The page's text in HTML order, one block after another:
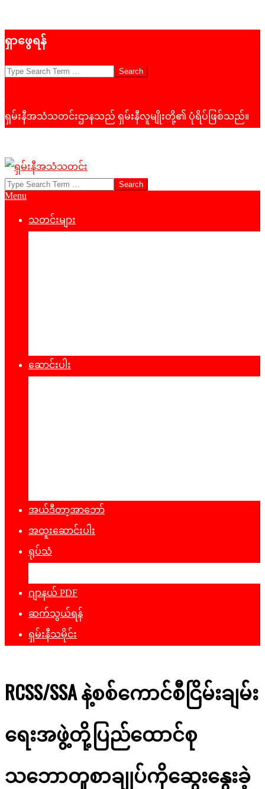
to
ရှာဖွေရန်
Search
ရှမ်းနီအသံသတင်းဌာနသည် ရှမ်းနီလူမျိုးတို့၏ ပုံရိပ်ဖြစ်သည်။
ရှမ်း
Search
Primary
Menu
သတင်းများ
ဆောင်းပါး
အယ်ဒီတာ့အာဘော်
အထူးဆောင်းပါး
ရုပ်သံ
ဂျာနယ် PDF
ဆက်သွယ်ရန်
ရှမ်းနီသမိုင်း
RCSS/SSA နဲ့စစ်ကောင်စီငြိမ်းချမ်း
ရေးအဖွဲ့တို့ပြည်ထောင်စု
သဘောတူစာချုပ်ကိုဆွေးနွေးခဲ့